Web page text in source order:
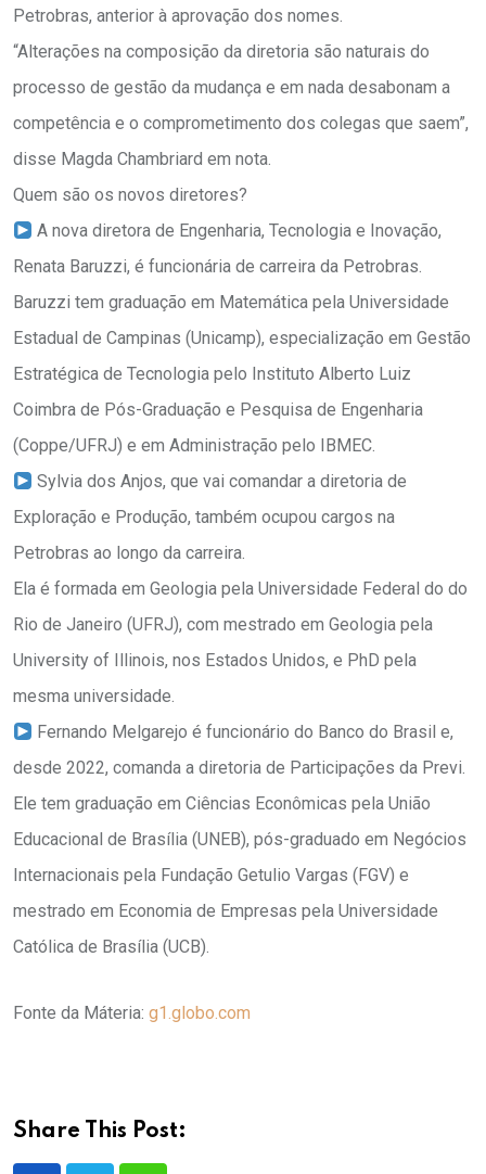
Petrobras, anterior à aprovação dos nomes.
“Alterações na composição da diretoria são naturais do
processo de gestão da mudança e em nada desabonam a
competência e o comprometimento dos colegas que saem”,
disse Magda Chambriard em nota.
Quem são os novos diretores?
A nova diretora de Engenharia, Tecnologia e Inovação,
Renata Baruzzi, é funcionária de carreira da Petrobras.
Baruzzi tem graduação em Matemática pela Universidade
Estadual de Campinas (Unicamp), especialização em Gestão
Estratégica de Tecnologia pelo Instituto Alberto Luiz
Coimbra de Pós-Graduação e Pesquisa de Engenharia
(Coppe/UFRJ) e em Administração pelo IBMEC.
Sylvia dos Anjos, que vai comandar a diretoria de
Exploração e Produção, também ocupou cargos na
Petrobras ao longo da carreira.
Ela é formada em Geologia pela Universidade Federal do do
Rio de Janeiro (UFRJ), com mestrado em Geologia pela
University of Illinois, nos Estados Unidos, e PhD pela
mesma universidade.
Fernando Melgarejo é funcionário do Banco do Brasil e,
desde 2022, comanda a diretoria de Participações da Previ.
Ele tem graduação em Ciências Econômicas pela União
Educacional de Brasília (UNEB), pós-graduado em Negócios
Internacionais pela Fundação Getulio Vargas (FGV) e
mestrado em Economia de Empresas pela Universidade
Católica de Brasília (UCB).
Fonte da Máteria: g1.globo.com
Share This Post: